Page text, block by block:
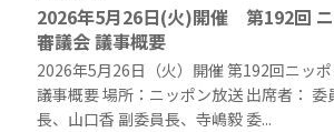
2026年5月26日(火)開催 第192回
審議会 議事概要
2026年5月26日（火）開催 第192回ニッ
議事概要 場所：ニッポン放送 出席者： 委
長、山口香 副委員長、寺嶋毅 委...